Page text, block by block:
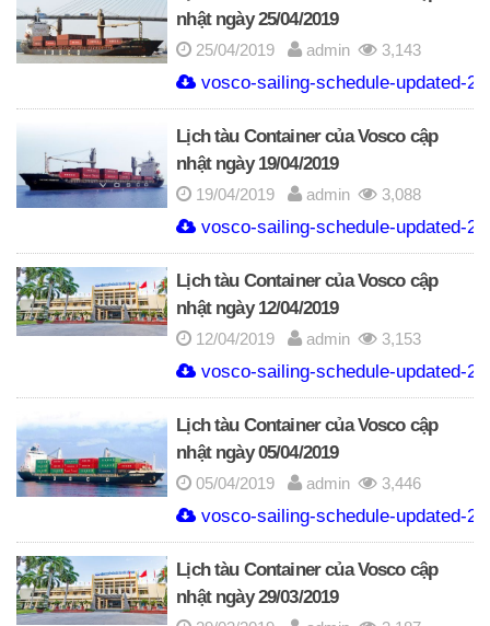
nhật ngày 25/04/2019
25/04/2019 admin 3,143
vosco-sailing-schedule-updated-
Lịch tàu Container của Vosco cập
nhật ngày 19/04/2019
19/04/2019 admin 3,088
vosco-sailing-schedule-updated-
Lịch tàu Container của Vosco cập
nhật ngày 12/04/2019
12/04/2019 admin 3,153
vosco-sailing-schedule-updated-
Lịch tàu Container của Vosco cập
nhật ngày 05/04/2019
05/04/2019 admin 3,446
vosco-sailing-schedule-updated-
Lịch tàu Container của Vosco cập
nhật ngày 29/03/2019